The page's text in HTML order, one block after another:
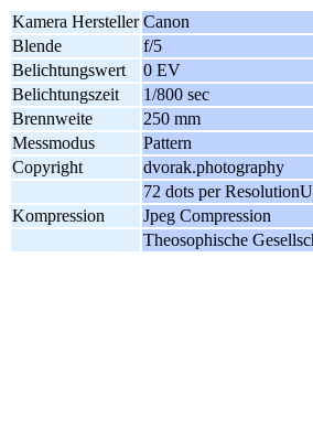
Kamera Hersteller Canon
Blende
f/5
Belichtungswert
0 EV
Belichtungszeit
1/800 sec
Brennweite
250 mm
Messmodus
Pattern
Copyright
dvorak.photography
72 dots per
Kompression
Jpeg Compression
Theosophische